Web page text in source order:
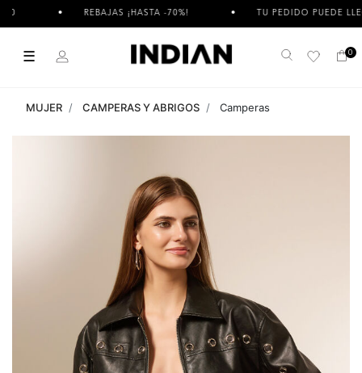
REBAJAS ¡HASTA -70%! TU PEDIDO PUEDE
☰ Buscar 0
MUJER CAMPERAS Y ABRIGOS Camperas